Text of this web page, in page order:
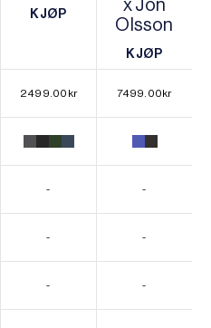
KJØP
x Jon
Olsson
KJØP
KJØP
2499.00 kr 7499.00kr
- -
- -
- -